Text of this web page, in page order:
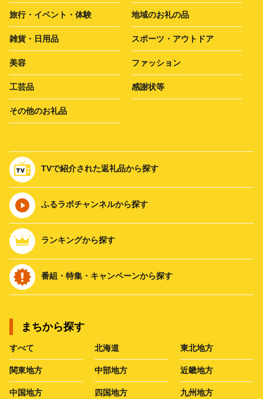
旅行・イベント・体験 地域のお礼の品
雑貨・日用品 スポーツ・アウトドア
美容 ファッション
工芸品 感謝状等
その他のお礼品
TVで紹介された返礼品から探す
ふるラボチャンネルから探す
ランキングから探す
番組・特集・キャンペーンから探す
まちから探す
すべて 北海道 東北地方
関東地方 中部地方 近畿地方
中国地方 四国地方 九州地方